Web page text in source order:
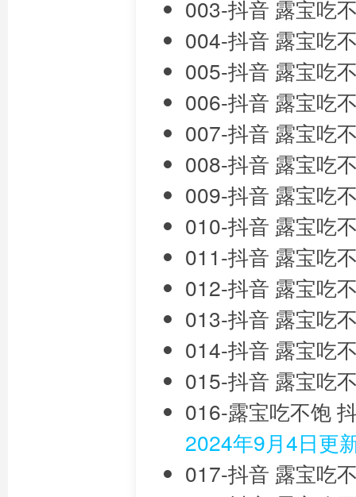
003-抖音 露宝吃
004-抖音 露宝吃
005-抖音 露宝吃
006-抖音 露宝吃
007-抖音 露宝吃
008-抖音 露宝吃
009-抖音 露宝吃
010-抖音 露宝吃
011-抖音 露宝吃
012-抖音 露宝吃
013-抖音 露宝吃
014-抖音 露宝吃
015-抖音 露宝吃
016-露宝吃不饱
2024年9月4日更
017-抖音 露宝吃